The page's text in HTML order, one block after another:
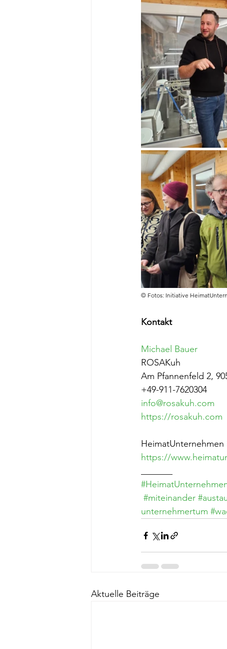
© Fotos: Initiative
Kontakt
Michael Bauer
ROSAKuh
Am Pfannenfeld 2,
+49-911-7620304
info@rosakuh.com
https://rosakuh.com
HeimatUnternehmen
https://
#miteinander
unternehmertum
Aktuelle Beiträge